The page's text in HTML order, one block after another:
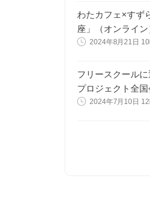
わたカフェ×すず
座」（オンライン
2024年8月21日
フリースクール
プロジェクト全
2024年7月10日